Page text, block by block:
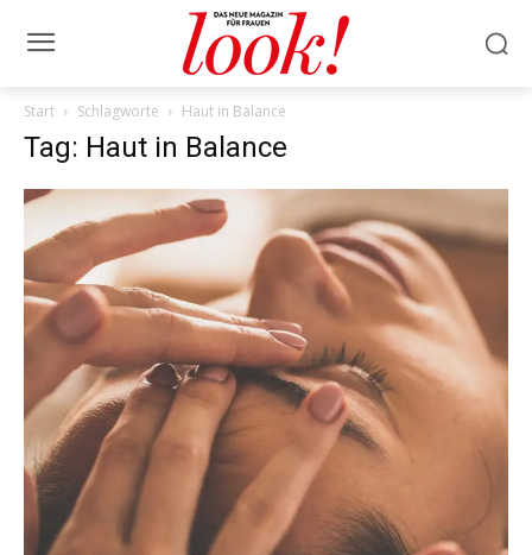
Start Schlagworte Haut in Balance
Tag: Haut in Balance